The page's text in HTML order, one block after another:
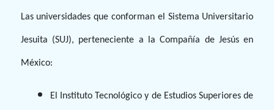
Graduaciones
CRUCE
Derecho
Las universidades que conforman el Sistema Universitario
Jesuita (SUJ), perteneciente a la Compañía de Jesús en
México:
El Instituto Tecnológico y de Estudios Superiores de